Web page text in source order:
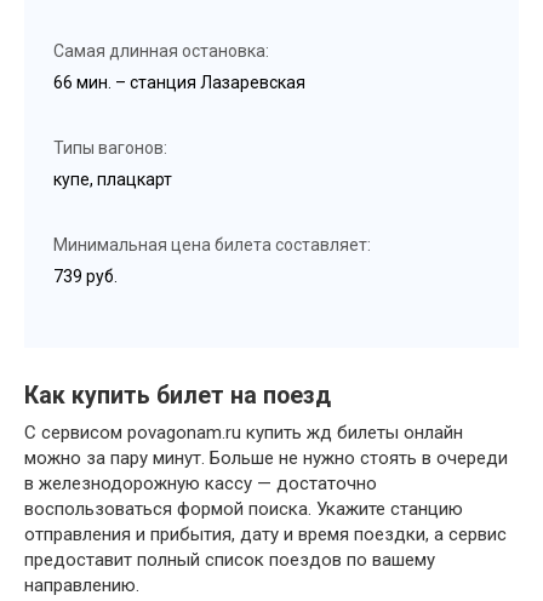
Самая длинная остановка:
66 мин. – станция Лазаревская
Типы вагонов:
купе, плацкарт
Минимальная цена билета составляет:
739 руб.
Как купить билет на поезд
С сервисом povagonam.ru купить жд билеты онлайн
можно за пару минут. Больше не нужно стоять в очереди
в железнодорожную кассу — достаточно
воспользоваться формой поиска. Укажите станцию
отправления и прибытия, дату и время поездки, а сервис
предоставит полный список поездов по вашему
направлению.